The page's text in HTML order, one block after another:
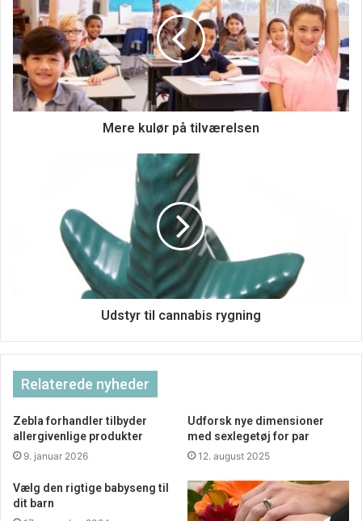
Tips-til-koereproeven
Jeg er nu glad for at jeg har et dansk tastatur, for kors hvor
var det svært at skrivetips til køreprøveuden vores
danske ø. Det tager ikke lang tid mere, så findes der slet
ikke mere et kørekort, det hele kommer til at ligge
elektronisk på vores mobiler, og det er da smart, for man
glemmer jo aldrig sin telefon, men kan godt glemme sit
kørekort. Mit eget kørekort skulle have været fornyet for
20 år siden, så ved ikke engang hvad der vil ske, hvis jeg
bliver stoppet, for mit navn er ikke længere det rigtige
navn der står på kortet. Pyt med det, jeg skal alligevel
snart have nyt kørekort når jeg fylder 70 år, så kan jeg jo få
skiftet navnet her.
Mere kulør på tilværelsen
Udstyr til cannabis rygning
Relaterede nyheder
Zebla forhandler tilbyder
allergivenlige produkter
9. januar 2026
Udforsk nye dimensioner
med sexlegetøj for par
12. august 2025
Vælg den rigtige babyseng til
dit barn